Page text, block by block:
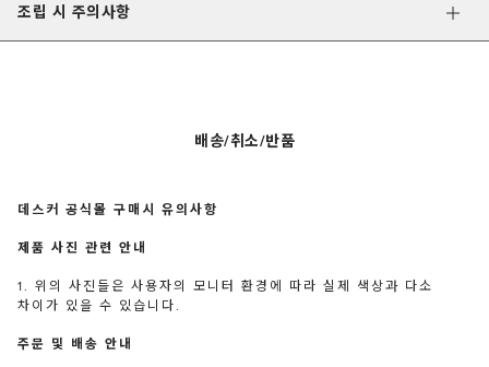
조립 시 주의사항
배송/취소/반품
데스커 공식몰 구매시 유의사항
제품 사진 관련 안내
1. 위의 사진들은 사용자의 모니터 환경에 따라 실제 색상과 다소
차이가 있을 수 있습니다.
주문 및 배송 안내